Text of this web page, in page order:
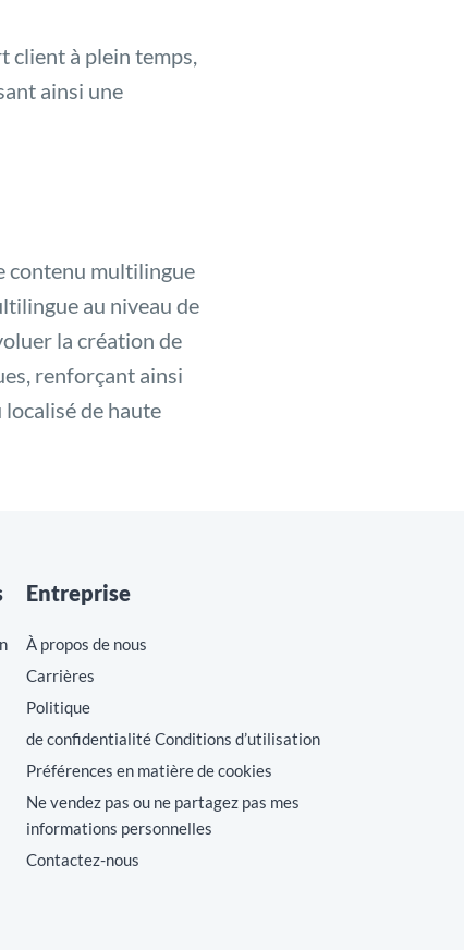
client à plein temps,
ainsi une
contenu multilingue
au niveau de
la création de
renforçant ainsi
de haute
Entreprise
À propos de nous
Carrières
Politique
de confidentialité Conditions d’utilisation
Préférences en matière de cookies
Ne vendez pas ou ne partagez pas mes
informations personnelles
Contactez-nous